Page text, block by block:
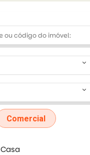
keyboard_arrow_down
keyboard_arrow_down
Comercial
Casa